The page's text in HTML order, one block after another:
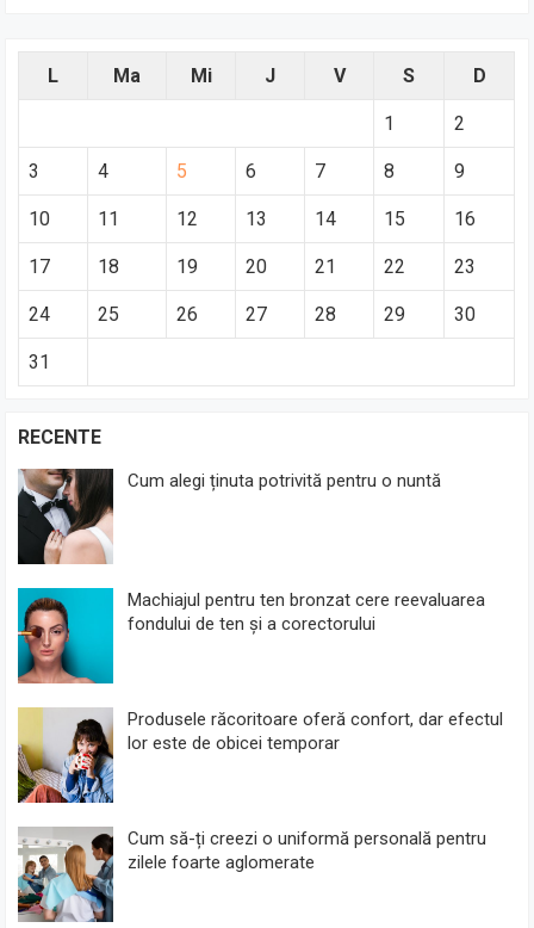
L Ma Mi J V S D
1 2
3 4 5 6 7 8 9
10 11 12 13 14 15 16
17 18 19 20 21 22 23
24 25 26 27 28 29 30
31
RECENTE
Cum alegi ținuta potrivită pentru o nuntă
Machiajul pentru ten bronzat cere reevaluarea
fondului de ten și a corectorului
Produsele răcoritoare oferă confort, dar efectul
lor este de obicei temporar
Cum să-ți creezi o uniformă personală pentru
zilele foarte aglomerate